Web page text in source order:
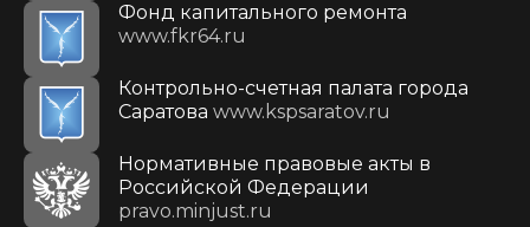
Фонд капитального ремонта
www.fkr64.ru
Контрольно-счетная палата города
Саратова www.kspsaratov.ru
Нормативные правовые акты в
Российской Федерации
pravo.minjust.ru